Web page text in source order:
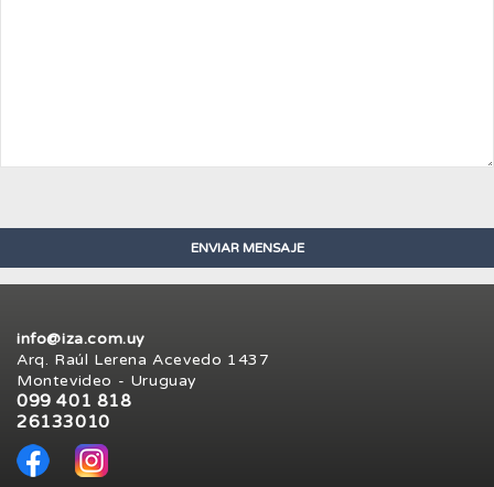
info@iza.com.uy
Arq. Raúl Lerena Acevedo 1437
Montevideo - Uruguay
099 401 818
26133010